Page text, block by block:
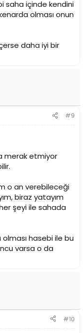
saha içinde kendini
olması onun
daha iyi bir
#9
merak etmiyor
o an verebileceği
biraz yatayım
şeyi ile sahada
hasebi ile bu
varsa o da
#10